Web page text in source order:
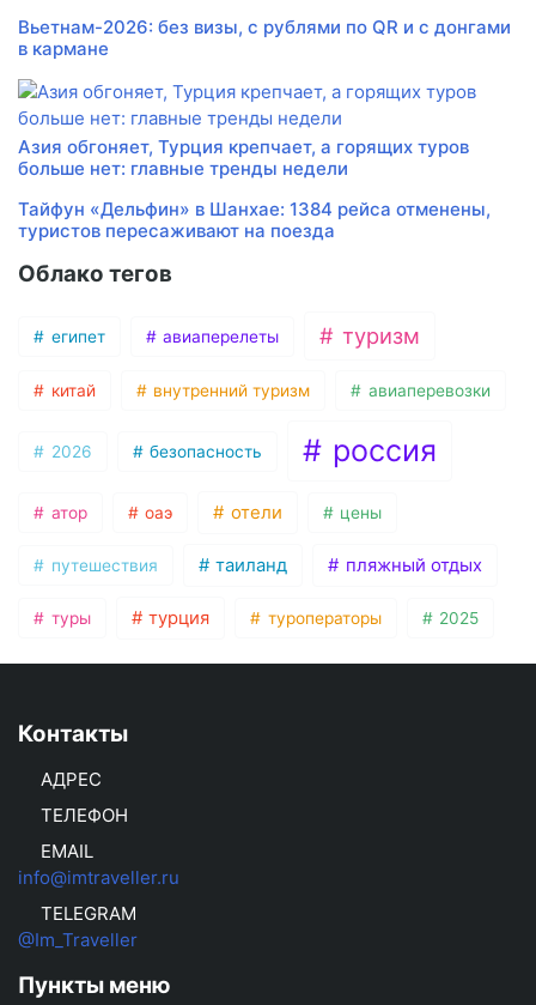
Вьетнам-2026: без визы, с рублями по QR и с донгами
в кармане
Азия обгоняет, Турция крепчает, а горящих туров
больше нет: главные тренды недели
Тайфун «Дельфин» в Шанхае: 1384 рейса отменены,
туристов пересаживают на поезда
Облако тегов
египет авиаперелеты туризм
китай внутренний туризм авиаперевозки
2026 безопасность россия
атор оаэ отели цены
путешествия таиланд пляжный отдых
туры турция туроператоры 2025
Контакты
АДРЕС
ТЕЛЕФОН
EMAIL
info@imtraveller.ru
TELEGRAM
@Im_Traveller
Пункты меню